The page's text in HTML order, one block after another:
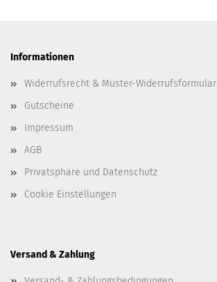
Informationen
Widerrufsrecht & Muster-Widerrufsformular
Gutscheine
Impressum
AGB
Privatsphäre und Datenschutz
Cookie Einstellungen
Versand & Zahlung